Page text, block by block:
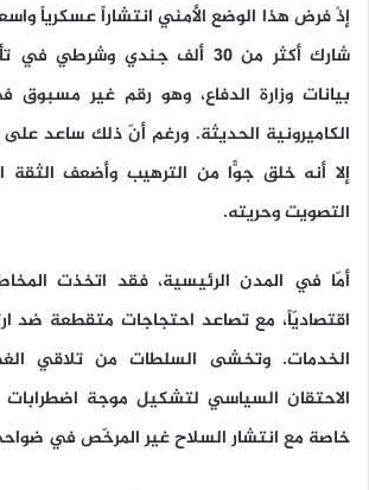
إذْ فرض هذا الوضع الأمني انتشاراً عسكرياً
شارك أكثر من 30 ألف جندي
بيانات وزارة الدفاع، وهو رقم غير مسبوق
الكاميرونية الحديثة. ورغم أنّ ذلك ساعد
إلا أنه خلق جوًّا من الترهيب وأضعف
التصويت وحريته.
أمّا في المدن الرئيسية، فقد اتخذت
اقتصاديّاً، مع تصاعد احتجاجات متقطعة ضد
الخدمات. وتخشى السلطات من تلاقي
الاحتقان السياسي لتشكيل موجة اضطرابات
خاصة مع انتشار السلاح غير المرخّص في